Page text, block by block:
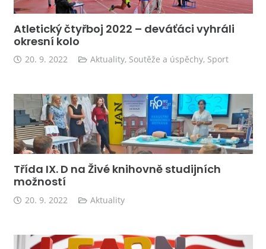
Atletický čtyřboj 2022 – deváťáci vyhráli
okresní kolo
20. 9. 2022 Aktuality, Soutěže a úspěchy, Sport
Třída IX. D na Živé knihovně studijních
možností
20. 9. 2022 Aktuality